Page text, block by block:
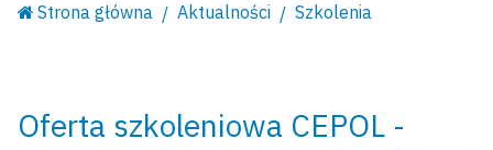
Strona główna Aktualności Szkolenia
Oferta szkoleniowa CEPOL -